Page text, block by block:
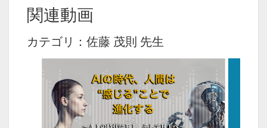
関連動画
カテゴリ：佐藤 茂則 先生